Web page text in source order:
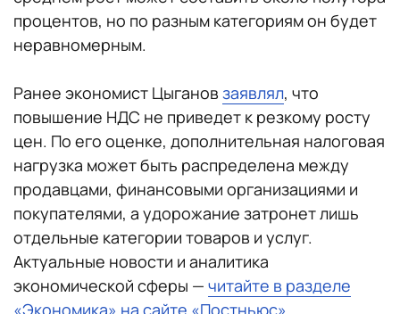
процентов, но по разным категориям он будет
неравномерным.
Ранее экономист Цыганов заявлял, что
повышение НДС не приведет к резкому росту
цен. По его оценке, дополнительная налоговая
нагрузка может быть распределена между
продавцами, финансовыми организациями и
покупателями, а удорожание затронет лишь
отдельные категории товаров и услуг.
Актуальные новости и аналитика
экономической сферы — читайте в разделе
«Экономика» на сайте «Постньюс»